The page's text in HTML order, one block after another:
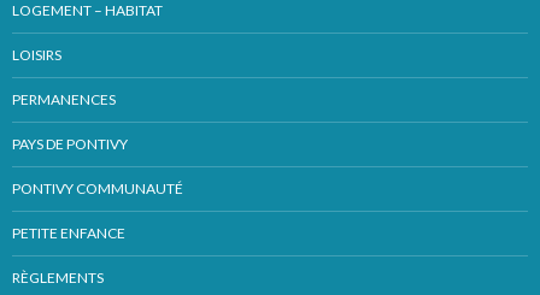
LOGEMENT – HABITAT
LOISIRS
PERMANENCES
PAYS DE PONTIVY
PONTIVY COMMUNAUTÉ
PETITE ENFANCE
RÈGLEMENTS